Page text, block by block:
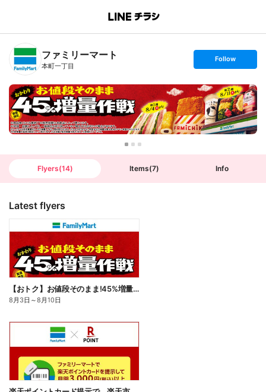
B
n
T
ファミリーマート
本町一丁目
s
t
o
l
l
o
w
Follow
Flyers(14) Items(7) Info
Latest flyers
【おトク】お値段そのまま!45%増量作戦!
8月3日 ～8月10日